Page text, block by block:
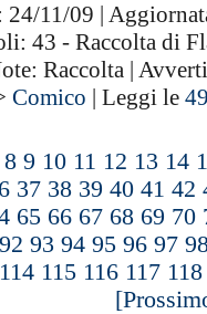
24/11/09 |
43 - Raccolta di
Raccolta |
Comico | Leggi le
8 9 10 11 12 13 14
37 38 39 40 41 42
65 66 67 68 69 70
92 93 94 95 96 97
114 115 116 117 118